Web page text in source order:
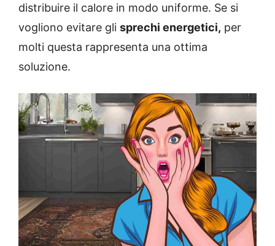
distribuire il calore in modo uniforme. Se si
vogliono evitare gli sprechi energetici, per
molti questa rappresenta una ottima
soluzione.